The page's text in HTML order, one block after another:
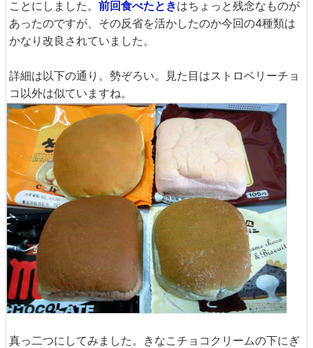
ことにしました。 前回食べたときはちょっと残念なものが
あったのですが、その反省を活かしたのか今回の4種類は
かなり改良されていました。
詳細は以下の通り。勢ぞろい。見た目はストロベリーチョ
コ以外は似ていますね。
真っ二つにしてみました。きなこチョコクリームの下にぎ